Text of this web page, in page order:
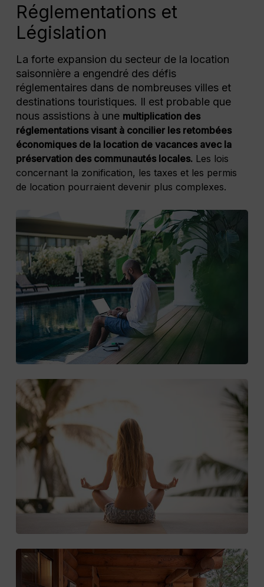
Réglementations et
Législation
La forte expansion du secteur de la location
saisonnière a engendré des défis
réglementaires dans de nombreuses villes et
destinations touristiques. Il est probable que
nous assistions à une multiplication des
réglementations visant à concilier les retombées
économiques de la location de vacances avec la
préservation des communautés locales. Les lois
concernant la zonification, les taxes et les permis
de location pourraient devenir plus complexes.